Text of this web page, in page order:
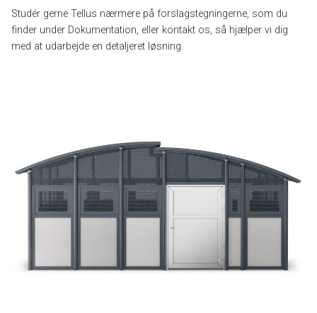
Studér gerne Tellus nærmere på forslagstegningerne, som du
finder under Dokumentation, eller kontakt os, så hjælper vi dig
med at udarbejde en detaljeret løsning.